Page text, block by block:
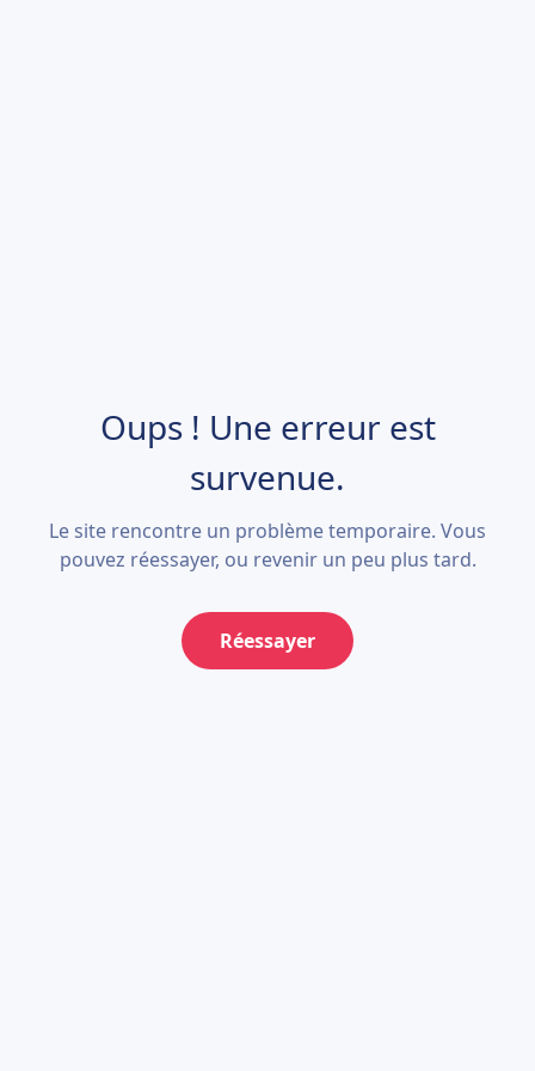
Oups ! Une erreur est
survenue.
Le site rencontre un problème temporaire. Vous
pouvez réessayer, ou revenir un peu plus tard.
Réessayer